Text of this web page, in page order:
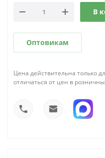
В
Оптовикам
Цена действительна только
отличаться от цен в